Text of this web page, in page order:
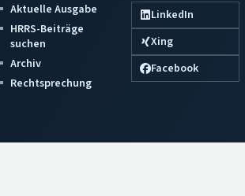
Aktuelle Ausgabe
HRRS-Beiträge
suchen
Archiv
Rechtsprechung
LinkedIn
Xing
Facebook